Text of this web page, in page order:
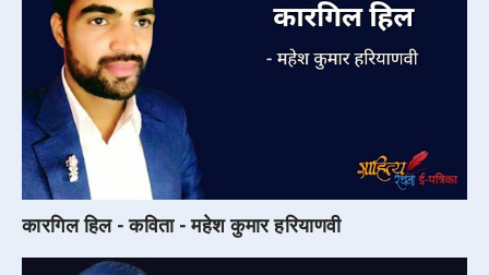
कारगिल हिल - कविता - महेश कुमार हरियाणवी